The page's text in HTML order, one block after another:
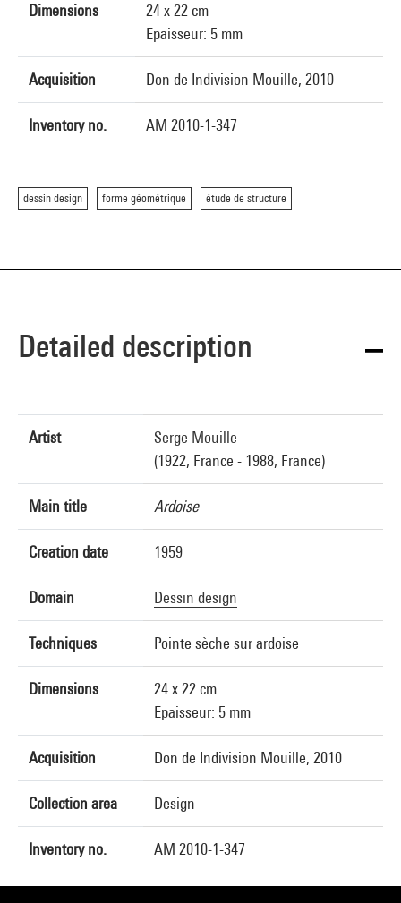
Dimensions
24 x 22 cm
Epaisseur: 5 mm
Acquisition Don de Indivision Mouille, 2010
Inventory no. AM 2010-1-347
dessin design forme géométrique étude de structure
Detailed description
Artist
Serge Mouille
(1922, France - 1988, France)
Main title Ardoise
Creation date 1959
Domain Dessin design
Techniques Pointe sèche sur ardoise
Dimensions
24 x 22 cm
Epaisseur: 5 mm
Acquisition Don de Indivision Mouille, 2010
Collection area Design
Inventory no. AM 2010-1-347